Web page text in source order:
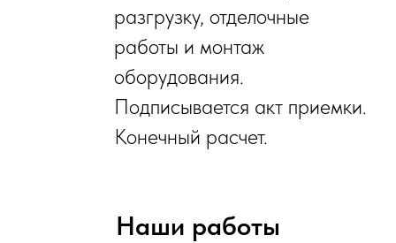
разгрузку, отделочные
работы и монтаж
оборудования.
Подписывается акт приемки.
Конечный расчет.
Наши работы